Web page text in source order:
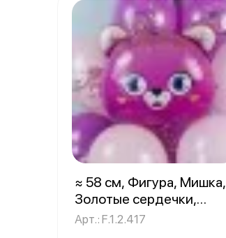
≈ 58 см, Фигура, Мишка,
Золотые сердечки,
Розовый1 шт.
Арт.: F.1.2.417